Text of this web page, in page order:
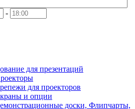
-
для презентаций
для проекторов
и опции
доски, Флипчарты,